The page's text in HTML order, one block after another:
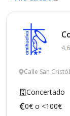
4.6
Calle San
Concertado
0€ o <100€